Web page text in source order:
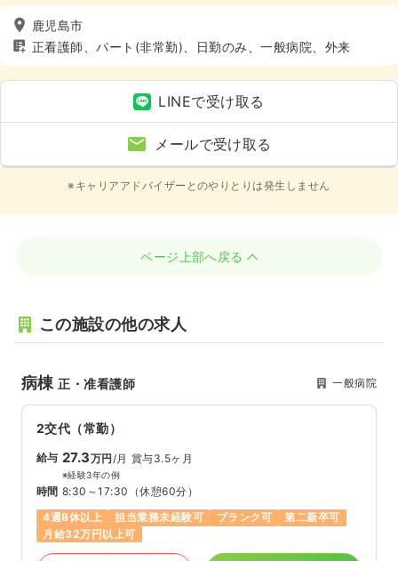
鹿児島市
正看護師、パート(非常勤)、日勤のみ、一般病院、外来
LINEで受け取る
メールで受け取る
※キャリアアドバイザーとのやりとりは発生しません
ページ上部へ戻る
この施設の他の求人
病棟正・准看護師 一般病院
2交代（常勤）
給与 27.3万円/月 賞与3.5ヶ月
※経験3年の例
時間 8:30～17:30 （休憩60分）
4週8休以上
担当業務未経験可 ブランク可
第二新卒可
月給32万円以上可